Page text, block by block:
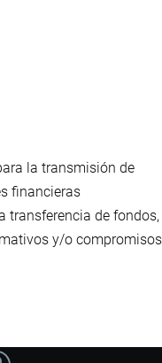
la transmisión de
financieras
transferencia de fondos,
y/o compromisos